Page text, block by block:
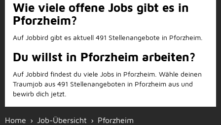
Wie viele offene Jobs gibt es in
Pforzheim?
Auf Jobbird gibt es aktuell 491 Stellenangebote in Pforzheim.
Du willst in Pforzheim arbeiten?
Auf Jobbird findest du viele Jobs in Pforzheim. Wähle deinen
Traumjob aus 491 Stellenangeboten in Pforzheim aus und
bewirb dich jetzt.
Home Job-Übersicht Pforzheim